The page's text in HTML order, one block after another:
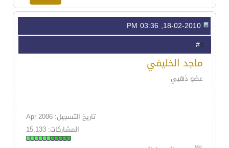
5
ماجد الخليفي
عضو ذهبي
تاريخ التسجيل: Apr 2006
المشاركات: 15,133